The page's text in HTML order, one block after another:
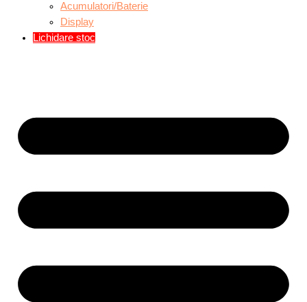
Acumulatori/Baterie
Display
Lichidare stoc